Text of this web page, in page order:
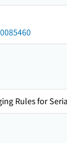
Rules for